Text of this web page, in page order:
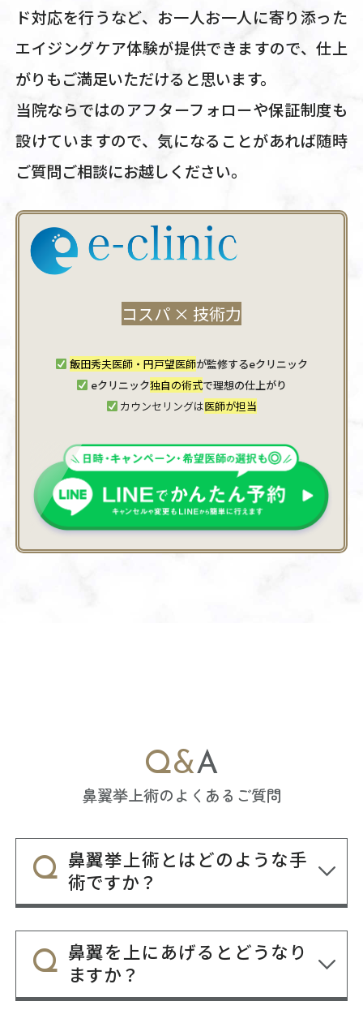
ド対応を行うなど、お一人お一人に寄り添った
エイジングケア体験が提供できますので、仕上
がりもご満足いただけると思います。
当院ならではのアフターフォローや保証制度も
設けていますので、気になることがあれば随時
ご質問ご相談にお越しください。
コスパ × 技術力
飯田秀夫医師・円戸望医師が監修するeクリニック
eクリニック独自の術式で理想の仕上がり
カウンセリングは医師が担当
Q&A
鼻翼挙上術のよくあるご質問
鼻翼挙上術とはどのような手
術ですか？
鼻翼を上にあげるとどうなり
ますか？